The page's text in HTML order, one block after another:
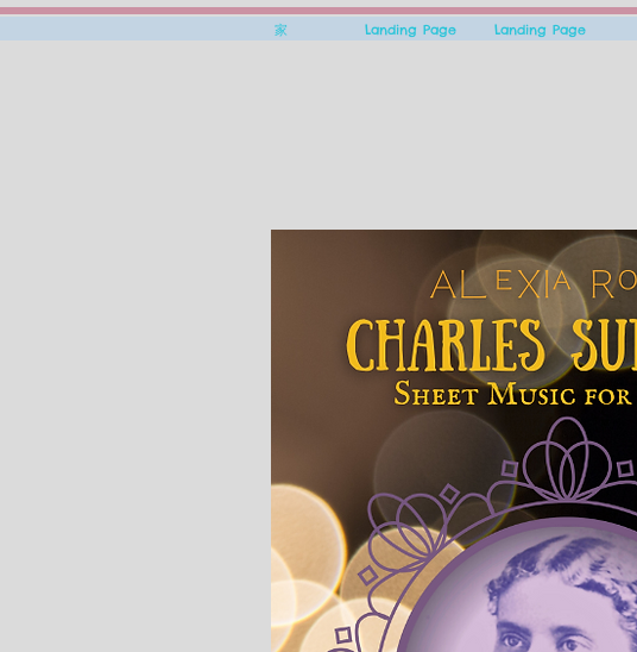
家 Landing Page Landing Page